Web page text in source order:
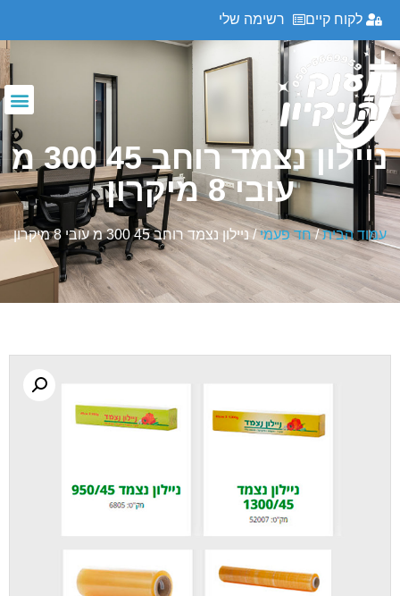
לקוח קיים רשימה שלי
ניילון נצמד רוחב 45 300 מ
עובי 8 מיקרון
עמוד הבית/חד פעמי/ ניילון נצמד רוחב 45 300 מ עובי 8 מיקרון